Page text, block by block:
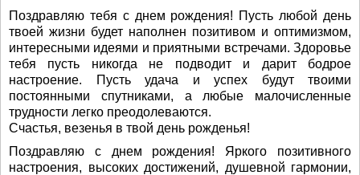
Поздравляю тебя с днем рождения! Пусть любой день
твоей жизни будет наполнен позитивом и оптимизмом,
интересными идеями и приятными встречами. Здоровье
тебя пусть никогда не подводит и дарит бодрое
настроение. Пусть удача и успех будут твоими
постоянными спутниками, а любые малочисленные
трудности легко преодолеваются.
Счастья, везенья в твой день рожденья!
Поздравляю с днем рождения! Яркого позитивного
настроения, высоких достижений, душевной гармонии,